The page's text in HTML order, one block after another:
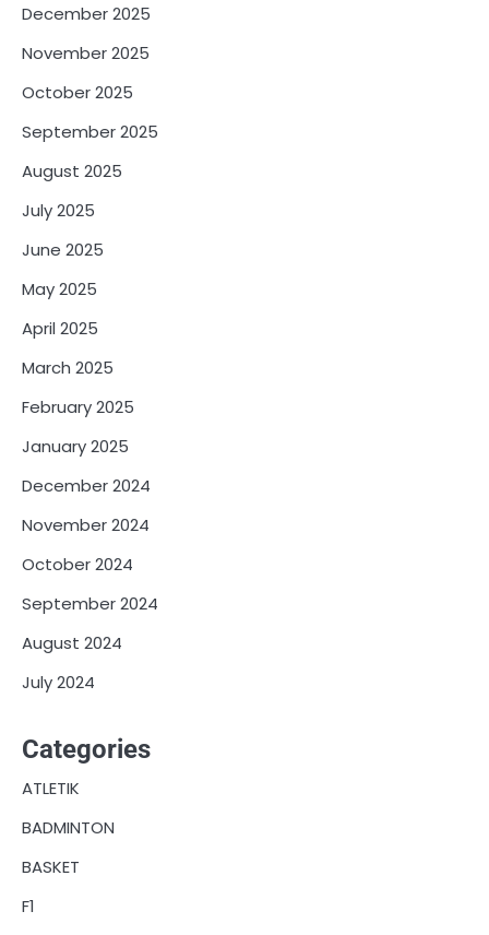
December 2025
November 2025
October 2025
September 2025
August 2025
July 2025
June 2025
May 2025
April 2025
March 2025
February 2025
January 2025
December 2024
November 2024
October 2024
September 2024
August 2024
July 2024
Categories
ATLETIK
BADMINTON
BASKET
F1